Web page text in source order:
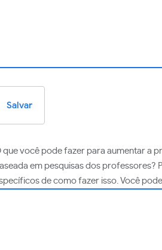
Salvar
que você pode fazer para aumentar a
em pesquisas dos professores?
de como fazer isso. Você